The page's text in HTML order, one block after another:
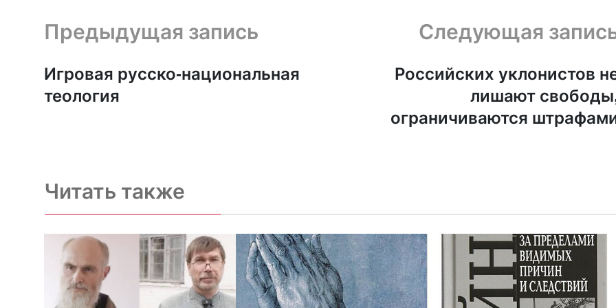
Предыдущая запись и следующая запись
Предыдущая запись
Игровая русско-национальная
теология
Следующая
Российских уклонистов
лишают
ограничиваются
Читать также